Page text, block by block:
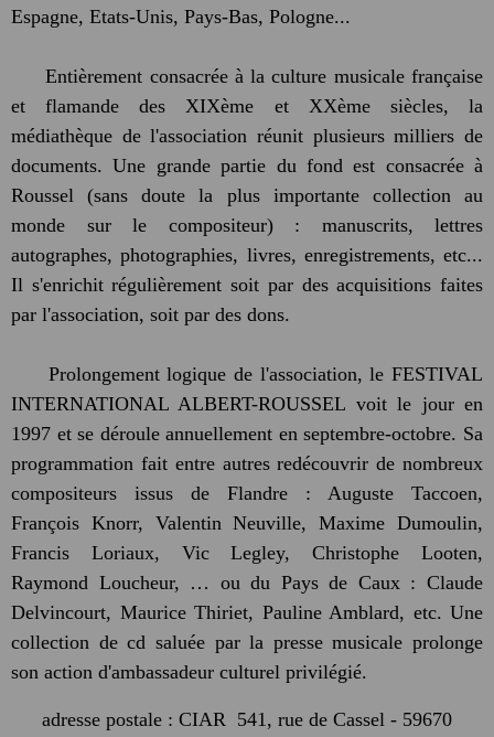
Espagne, Etats-Unis, Pays-Bas, Pologne...
Entièrement consacrée à la culture musicale française
et flamande des XIXème et XXème siècles, la
médiathèque de l'association réunit plusieurs milliers de
documents. Une grande partie du fond est consacrée à
Roussel (sans doute la plus importante collection au
monde sur le compositeur) : manuscrits, lettres
autographes, photographies, livres, enregistrements, etc...
Il s'enrichit régulièrement soit par des acquisitions faites
par l'association, soit par des dons.
Prolongement logique de l'association, le FESTIVAL
INTERNATIONAL ALBERT-ROUSSEL voit le jour en
1997 et se déroule annuellement en septembre-octobre. Sa
programmation fait entre autres redécouvrir de nombreux
compositeurs issus de Flandre : Auguste Taccoen,
François Knorr, Valentin Neuville, Maxime Dumoulin,
Francis Loriaux, Vic Legley, Christophe Looten,
Raymond Loucheur, … ou du Pays de Caux : Claude
Delvincourt, Maurice Thiriet, Pauline Amblard, etc. Une
collection de cd saluée par la presse musicale prolonge
son action d'ambassadeur culturel privilégié.
adresse postale : CIAR 541, rue de Cassel - 59670